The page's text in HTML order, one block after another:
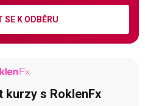
SE K ODBĚRU
kurzy s RoklenFx